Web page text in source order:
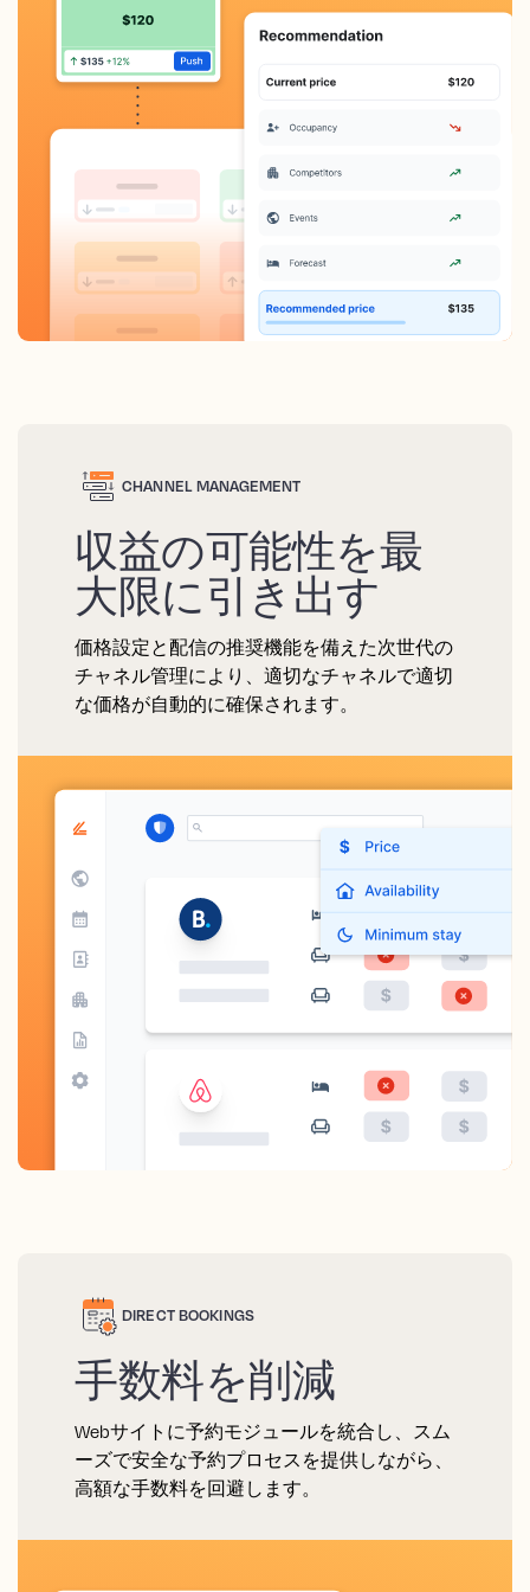
CHANNEL MANAGEMENT
収益の可能性を最
大限に引き出す
価格設定と配信の推奨機能を備えた次世代の
チャネル管理により、適切なチャネルで適切
な価格が自動的に確保されます。
DIRECT BOOKINGS
手数料を削減
Webサイトに予約モジュールを統合し、スム
ーズで安全な予約プロセスを提供しながら、
高額な手数料を回避します。